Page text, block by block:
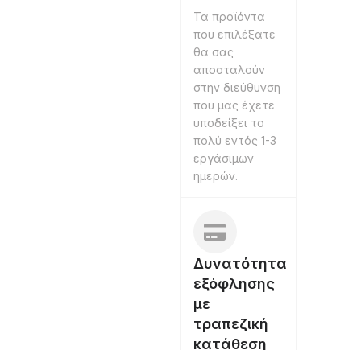
Τα προϊόντα
που επιλέξατε
θα σας
αποσταλούν
στην διεύθυνση
που μας έχετε
υποδείξει το
πολύ εντός 1-3
εργάσιμων
ημερών.
Δυνατότητα
εξόφλησης
με
τραπεζική
κατάθεση